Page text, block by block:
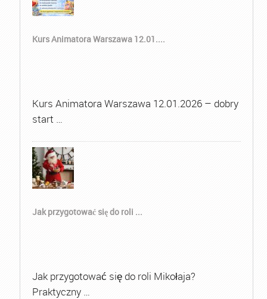
Kurs Animatora Warszawa 12.01....
Kurs Animatora Warszawa 12.01.2026 – dobry
start …
Jak przygotować się do roli ...
Jak przygotować się do roli Mikołaja?
Praktyczny …